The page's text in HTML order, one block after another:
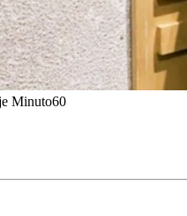
Minuto60